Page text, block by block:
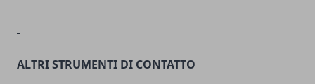
ALTRI STRUMENTI DI CONTATTO